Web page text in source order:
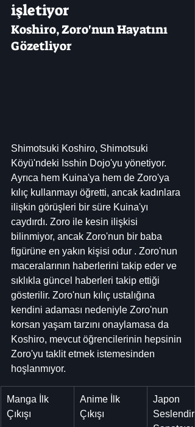
işletiyor
Koshiro, Zoro'nun Hayatını
Gözetliyor
Shimotsuki Koshiro, Shimotsuki
Köyü'ndeki Isshin Dojo'yu yönetiyor.
Ayrıca hem Kuina'ya hem de Zoro'ya
kılıç kullanmayı öğretti, ancak kadınlara
ilişkin görüşleri bir süre Kuina'yı
caydırdı. Zoro ile kesin ilişkisi
bilinmiyor, ancak Zoro'nun bir baba
figürüne en yakın kişisi odur . Zoro'nun
maceralarının haberlerini takip eder ve
sıklıkla güncel haberleri takip ettiği
gösterilir. Zoro'nun kılıç ustalığına
kendini adaması nedeniyle Zoro'nun
korsan yaşam tarzını onaylamasa da
Koshiro, mevcut öğrencilerinin hepsinin
Zoro'yu taklit etmek istemesinden
hoşlanmıyor.
Manga İlk
Çıkışı
Anime İlk
Çıkışı
Japon